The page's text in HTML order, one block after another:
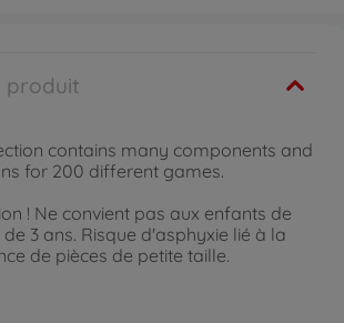
produit
contains many components and
for 200 different games.
! Ne convient pas aux enfants de
3 ans. Risque d'asphyxie lié à la
de pièces de petite taille.